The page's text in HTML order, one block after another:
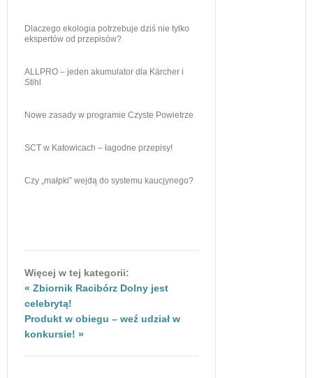
Dlaczego ekologia potrzebuje dziś nie tylko
ekspertów od przepisów?
ALLPRO – jeden akumulator dla Kärcher i
Stihl
Nowe zasady w programie Czyste Powietrze
SCT w Katowicach – łagodne przepisy!
Czy „małpki” wejdą do systemu kaucjynego?
Więcej w tej kategorii:
« Zbiornik Racibórz Dolny jest
celebrytą!
Produkt w obiegu – weź udział w
konkursie! »